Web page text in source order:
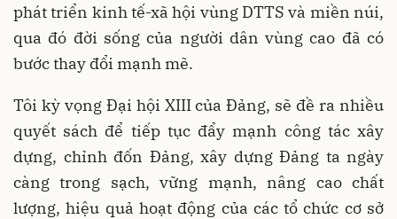
phát triển kinh tế-xã hội vùng DTTS và miền núi,
qua đó đời sống của người dân vùng cao đã có
bước thay đổi mạnh mẽ.
Tôi kỳ vọng Đại hội XIII của Đảng, sẽ đề ra nhiều
quyết sách để tiếp tục đẩy mạnh công tác xây
dựng, chỉnh đốn Đảng, xây dựng Đảng ta ngày
càng trong sạch, vững mạnh, nâng cao chất
lượng, hiệu quả hoạt động của các tổ chức cơ sở